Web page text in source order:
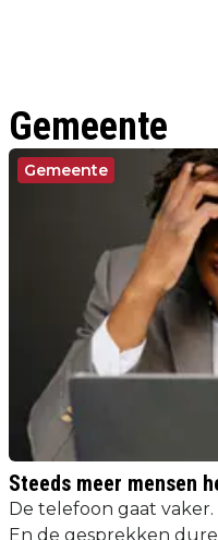
Gemeente
Gemeente
Steeds meer mensen
De telefoon gaat
En de gesprekken